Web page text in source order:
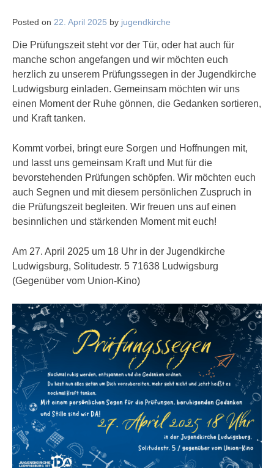
Posted on 22. April 2025 by jugendkirche
Die Prüfungszeit steht vor der Tür, oder hat auch für
manche schon angefangen und wir möchten euch
herzlich zu unserem Prüfungssegen in der Jugendkirche
Ludwigsburg einladen. Gemeinsam möchten wir uns
einen Moment der Ruhe gönnen, die Gedanken sortieren,
und Kraft tanken.
Kommt vorbei, bringt eure Sorgen und Hoffnungen mit,
und lasst uns gemeinsam Kraft und Mut für die
bevorstehenden Prüfungen schöpfen. Wir möchten euch
auch Segnen und mit diesem persönlichen Zuspruch in
die Prüfungszeit begleiten. Wir freuen uns auf einen
besinnlichen und stärkenden Moment mit euch!
Am 27. April 2025 um 18 Uhr in der Jugendkirche
Ludwigsburg, Solitudestr. 5 71638 Ludwigsburg
(Gegenüber vom Union-Kino)